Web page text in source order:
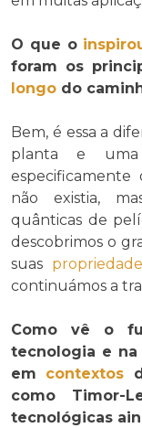
O que o
foram os
longo do
Bem, é essa a
planta e uma
não existia,
quânticas de
descobrimos o
suas
continuámos a
Como vê o
tecnologia e na
em contextos
como Timor-
tecnológicas